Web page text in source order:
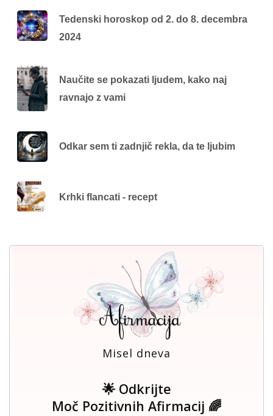
Tedenski horoskop od 2. do 8. decembra
2024
Naučite se pokazati ljudem, kako naj
ravnajo z vami
Odkar sem ti zadnjič rekla, da te ljubim
Krhki flancati - recept
Misel dneva
🌟 Odkrijte
Moč Pozitivnih Afirmacij 🌈